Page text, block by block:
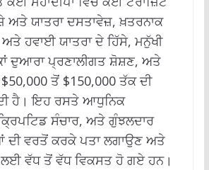
ਅਤੇ ਯਾਤਰਾ ਦਸਤਾਵੇਜ਼, ਖ਼ਤਰਨਾਕ
ਅਤੇ ਹਵਾਈ ਯਾਤਰਾ ਦੇ ਹਿੱਸੇ, ਮਨੁੱਖੀ
ਦੁਆਰਾ ਪ੍ਰਣਾਲੀਗਤ ਸ਼ੋਸ਼ਣ, ਅਤੇ
ਤੋਂ $150,000 ਤੱਕ ਦੀ
ਹੈ। ਇਹ ਰਸਤੇ ਆਧੁਨਿਕ
ਸੰਚਾਰ, ਅਤੇ ਗੁੰਝਲਦਾਰ
ਦੀ ਵਰਤੋਂ ਕਰਕੇ ਪਤਾ ਲਗਾਉਣ ਅਤੇ
ਵੱਧ ਤੋਂ ਵੱਧ ਵਿਕਸਤ ਹੋ ਗਏ ਹਨ।